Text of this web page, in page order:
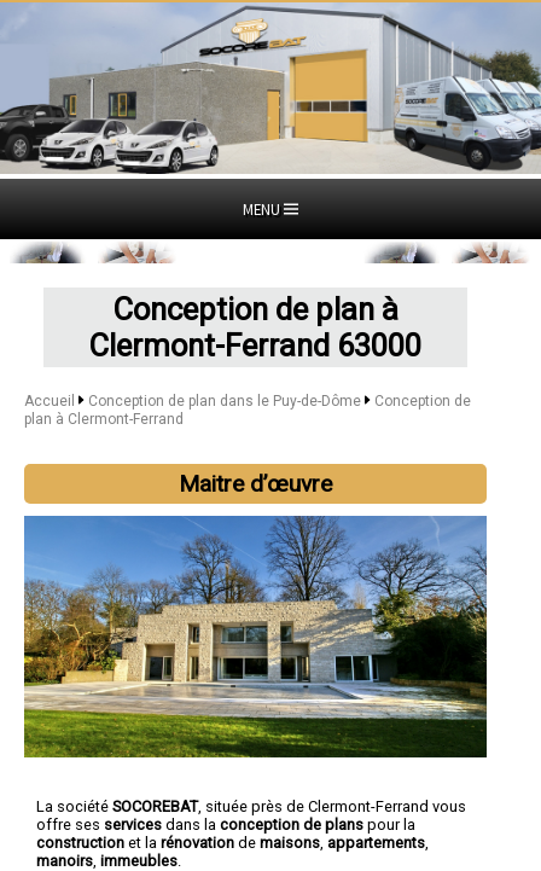
MENU
Conception de plan à
Clermont-Ferrand 63000
Accueil Conception de plan dans le Puy-de-Dôme
Conception de
plan à Clermont-Ferrand
Maitre d’œuvre
La société SOCOREBAT, située près de Clermont-Ferrand vous
offre ses services dans la conception de plans pour la
construction et la rénovation de maisons appartements
manoirs immeubles